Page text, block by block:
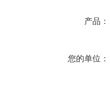
产品：
您的单位：